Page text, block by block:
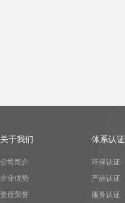
关于我们
公司简介
企业优势
资质荣誉
体系认证
环保认证
产品认证
服务认证